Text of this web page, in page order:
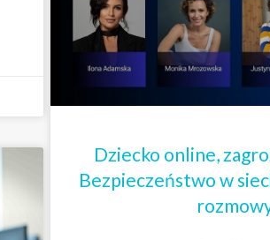
Dziecko online,
Bezpieczeństwo w